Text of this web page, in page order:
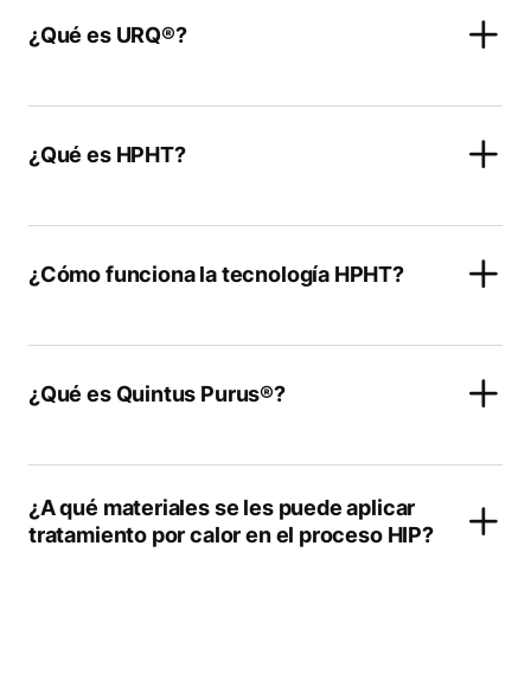
¿Qué es URQ®?
¿Qué es HPHT?
¿Cómo funciona la tecnología HPHT?
¿Qué es Quintus Purus®?
¿A qué materiales se les puede aplicar
tratamiento por calor en el proceso HIP?